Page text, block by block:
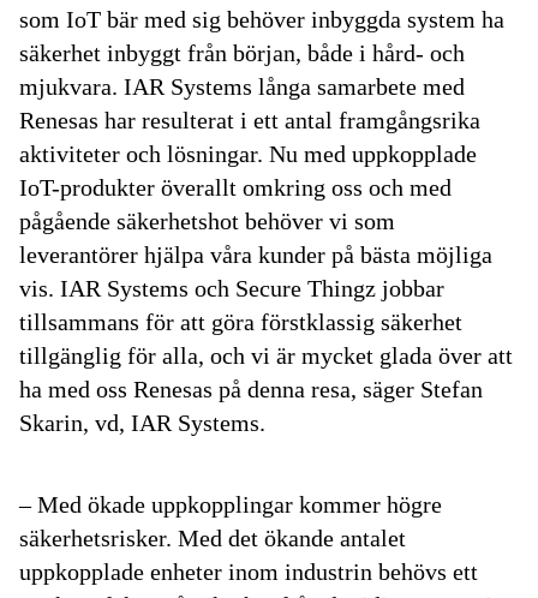
som IoT bär med sig behöver inbyggda system ha
säkerhet inbyggt från början, både i hård- och
mjukvara. IAR Systems långa samarbete med
Renesas har resulterat i ett antal framgångsrika
aktiviteter och lösningar. Nu med uppkopplade
IoT-produkter överallt omkring oss och med
pågående säkerhetshot behöver vi som
leverantörer hjälpa våra kunder på bästa möjliga
vis. IAR Systems och Secure Thingz jobbar
tillsammans för att göra förstklassig säkerhet
tillgänglig för alla, och vi är mycket glada över att
ha med oss Renesas på denna resa, säger Stefan
Skarin, vd, IAR Systems.
– Med ökade uppkopplingar kommer högre
säkerhetsrisker. Med det ökande antalet
uppkopplade enheter inom industrin behövs ett